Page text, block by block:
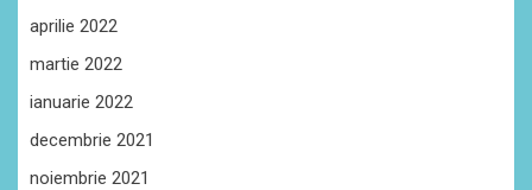
aprilie 2022
martie 2022
ianuarie 2022
decembrie 2021
noiembrie 2021